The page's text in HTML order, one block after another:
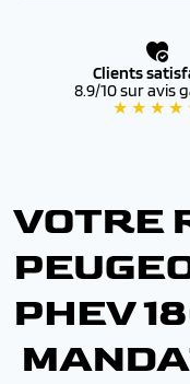
Clients
8.9/10 sur avis
★ ★ ★ ★
VOTRE
PHEV